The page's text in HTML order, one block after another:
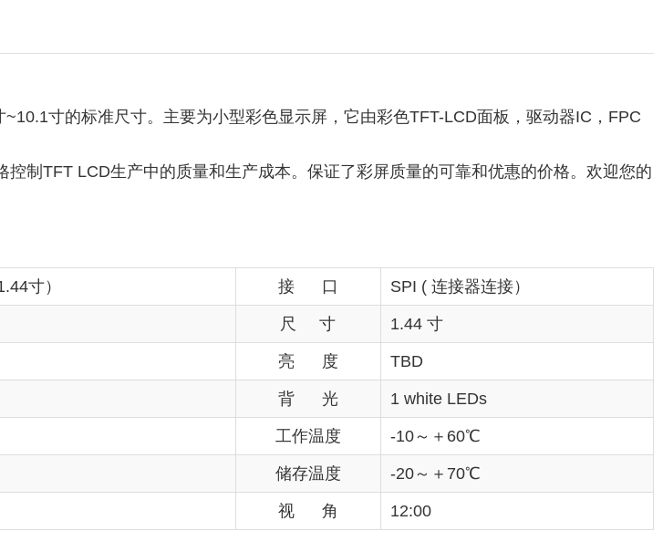
寸的标准尺寸。主要为小型彩色显示屏，它由彩色TFT-LCD面板，驱动器IC，FPC
控制TFT LCD生产中的质量和生产成本。保证了彩屏质量的可靠和优惠的价格。欢迎您的
寸） 接 口 SPI ( 连接器连接）
尺 寸 1.44 寸
亮 度 TBD
背 光 1 white LEDs
工作温度 -10～＋60℃
储存温度 -20～＋70℃
视 角 12:00